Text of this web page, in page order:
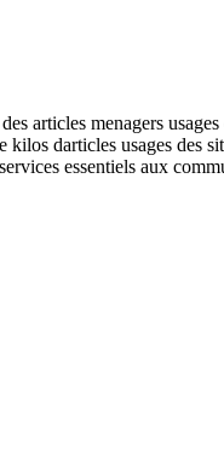
articles menagers
darticles usages des
essentiels aux